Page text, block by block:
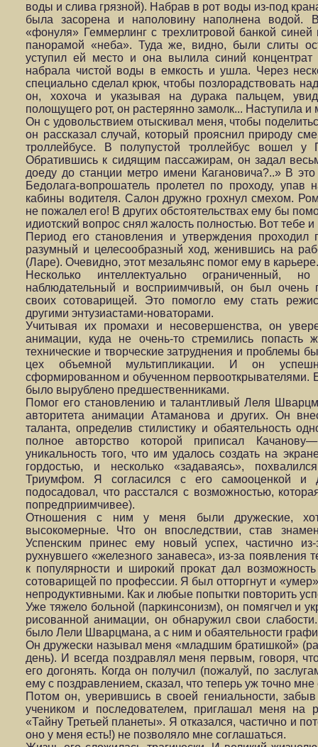
воды и слива грязной). Набрав в рот воды из-под
была засорена и наполовину наполнена
«фонуля» Геммерлинг с трехлитровой банкой
панорамой «неба». Туда же, видно, были слиты
уступил ей место и она вылила синий
набрала чистой воды в емкость и ушла. Через
специально сделал крюк, чтобы позлорадствовать
он, хохоча и указывая на дурака пальцем,
полощущего рот, он растерянно замолк... Наступила и
Он с удовольствием отыскивал меня, чтобы
он рассказал случай, который прояснил природу
троллейбусе. В полупустой троллейбус вошел у
Обратившись к сидящим пассажирам, он задал
доеду до станции метро имени Кагановича?..» В
Бедолага-вопрошатель пролетел по проходу,
кабины водителя. Салон дружно грохнул смехом.
не пожалел его! В других обстоятельствах ему бы
идиотский вопрос снял жалость полностью. Вот тебе
Период его становления и утверждения проходил
разумный и целесообразный ход, женившись на
(Ларе). Очевидно, этот мезальянс помог ему в карьере.
Несколько интеллектуально ограниченный,
наблюдательный и восприимчивый, он был очень
своих сотоварищей. Это помогло ему стать
другими энтузиастами-новаторами.
Учитывая их промахи и несовершенства, он
анимации, куда не очень-то стремились
технические и творческие затруднения и проблемы
цех объемной мультипликации. И он
сформированном и обученном первооткрывателями.
было вырублено предшественниками.
Помог его становлению и талантливый Леля
авторитета анимации Атаманова и других. Он
таланта, определив стилистику и обаятельность
полное авторство которой приписал
уникальность того, что им удалось создать на
гордостью, и несколько «задаваясь»,
Триумфом. Я согласился с его самооценкой и
подосадовал, что расстался с возможностью,
попредприимчивее).
Отношения с ним у меня были дружеские,
высокомерные. Что он впоследствии, став
Успенским принес ему новый успех, частично
рухнувшего «железного занавеса», из-за появления
к популярности и широкий прокат дал
сотоварищей по профессии. Я был отторгнут и
непродуктивными. Как и любые попытки повторить
Уже тяжело больной (паркинсонизм), он помягчел и
рисованной анимации, он обнаружил свои
было Лели Шварцмана, а с ним и обаятельности
Он дружески называл меня «младшим братишкой»
день). И всегда поздравлял меня первым, говоря,
его догонять. Когда он получил (пожалуй, по
ему с поздравлением, сказал, что теперь уж точно мне
Потом он, уверившись в своей гениальности,
учеником и последователем, приглашал меня на
«Тайну Третьей планеты». Я отказался, частично и
оно у меня есть!) не позволяло мне соглашаться.